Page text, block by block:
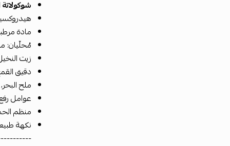
شوكولاتة
مادة
مُحلّيان:
زيت
دقيق
ملح
عوامل
منظم
نكهة